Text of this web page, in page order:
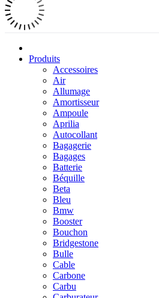
Produits
Accessoires
Air
Allumage
Amortisseur
Ampoule
Aprilia
Autocollant
Bagagerie
Bagages
Batterie
Béquille
Beta
Bleu
Bmw
Booster
Bouchon
Bridgestone
Bulle
Cable
Carbone
Carbu